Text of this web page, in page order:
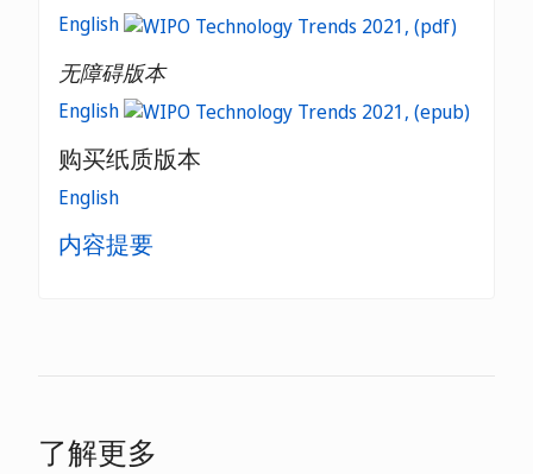
English
无障碍版本
English
购买纸质版本
English
内容提要
了解更多